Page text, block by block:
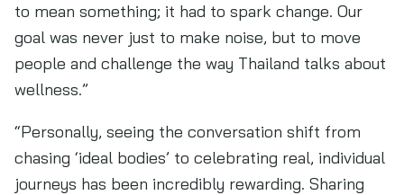
to mean something; it had to spark change. Our
goal was never just to make noise, but to move
people and challenge the way Thailand talks about
wellness.”
“Personally, seeing the conversation shift from
chasing ‘ideal bodies’ to celebrating real, individual
journeys has been incredibly rewarding. Sharing